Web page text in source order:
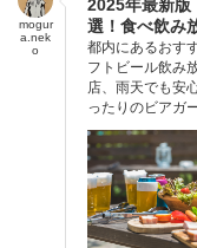
mogur
a.nek
o
2025年最新版
選！食べ飲み
都内にあるおす
フトビール飲み
店、雨天でも安
ったりのビアガ